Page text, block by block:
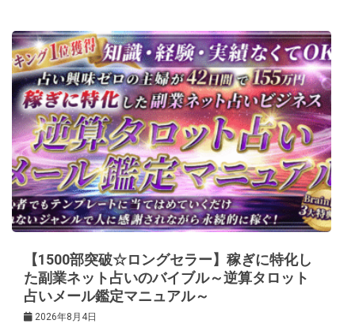
【1500部突破☆ロングセラー】稼ぎに特化し
た副業ネット占いのバイブル～逆算タロット
占いメール鑑定マニュアル～
2026年8月4日